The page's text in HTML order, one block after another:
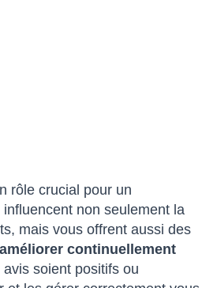
rôle crucial pour un
non seulement la
mais vous offrent aussi des
continuellement
avis soient positifs ou